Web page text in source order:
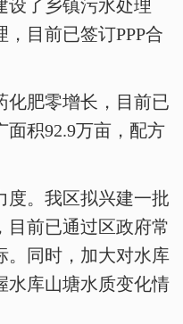
设了乡镇污水处理
，目前已签订PPP合
化肥零增长，目前已
面积92.9万亩，配方
度。我区拟兴建一批
目前已通过区政府常
。同时，加大对水库
水库山塘水质变化情